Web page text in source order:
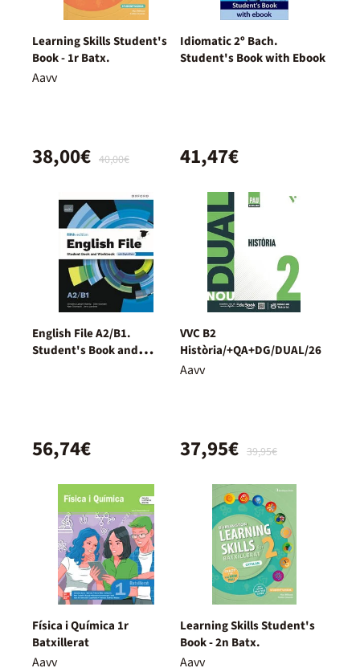
Learning Skills Student's
Book - 1r Batx.
Aavv
40,00€
38,00€
Idiomatic 2º Bach.
Student's Book with Ebook
41,47€
English File A2/B1.
Student's Book and
56,74€
VVC B2
Història/+QA+DG/DUAL/26
Aavv
39,95€
37,95€
Física i Química 1r
Batxillerat
Aavv
Learning Skills Student's
Book - 2n Batx.
Aavv